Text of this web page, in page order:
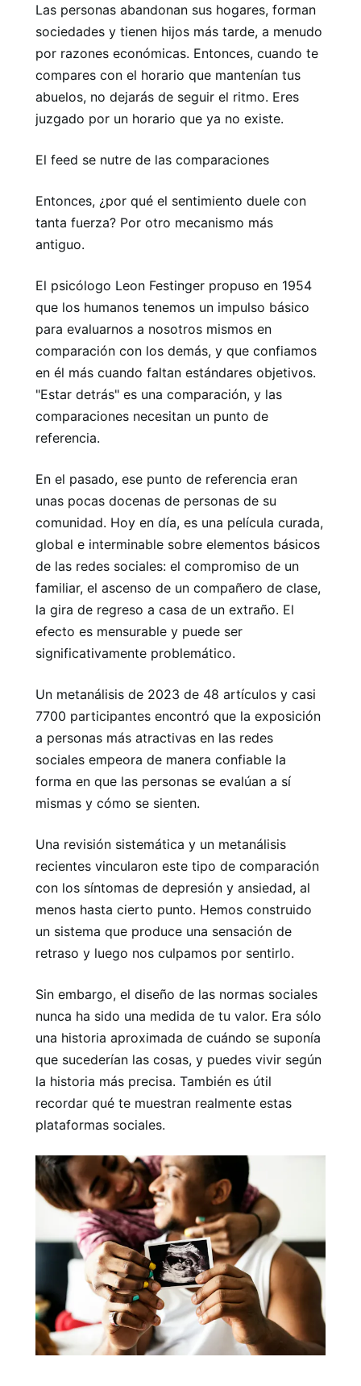
Las personas abandonan sus hogares, forman
sociedades y tienen hijos más tarde, a menudo
por razones económicas. Entonces, cuando te
compares con el horario que mantenían tus
abuelos, no dejarás de seguir el ritmo. Eres
juzgado por un horario que ya no existe.
El feed se nutre de las comparaciones
Entonces, ¿por qué el sentimiento duele con
tanta fuerza? Por otro mecanismo más
antiguo.
El psicólogo Leon Festinger propuso en 1954
que los humanos tenemos un impulso básico
para evaluarnos a nosotros mismos en
comparación con los demás, y que confiamos
en él más cuando faltan estándares objetivos.
"Estar detrás" es una comparación, y las
comparaciones necesitan un punto de
referencia.
En el pasado, ese punto de referencia eran
unas pocas docenas de personas de su
comunidad. Hoy en día, es una película curada,
global e interminable sobre elementos básicos
de las redes sociales: el compromiso de un
familiar, el ascenso de un compañero de clase,
la gira de regreso a casa de un extraño. El
efecto es mensurable y puede ser
significativamente problemático.
Un metanálisis de 2023 de 48 artículos y casi
7700 participantes encontró que la exposición
a personas más atractivas en las redes
sociales empeora de manera confiable la
forma en que las personas se evalúan a sí
mismas y cómo se sienten.
Una revisión sistemática y un metanálisis
recientes vincularon este tipo de comparación
con los síntomas de depresión y ansiedad, al
menos hasta cierto punto. Hemos construido
un sistema que produce una sensación de
retraso y luego nos culpamos por sentirlo.
Sin embargo, el diseño de las normas sociales
nunca ha sido una medida de tu valor. Era sólo
una historia aproximada de cuándo se suponía
que sucederían las cosas, y puedes vivir según
la historia más precisa. También es útil
recordar qué te muestran realmente estas
plataformas sociales.